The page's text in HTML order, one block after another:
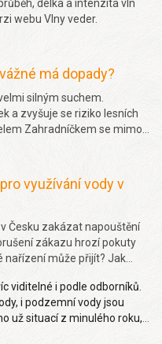
délka a intenzita vln
webu Vlny veder.
má dopady?
silným suchem.
a zvyšuje se riziko lesních
Zahradníčkem se mimo
využívání vody v
Česku zakázat napouštění
zákazu hrozí pokuty
nařízení může přijít? Jak
viditelné i podle odborníků.
i podzemní vody jsou
už situací z minulého roku,